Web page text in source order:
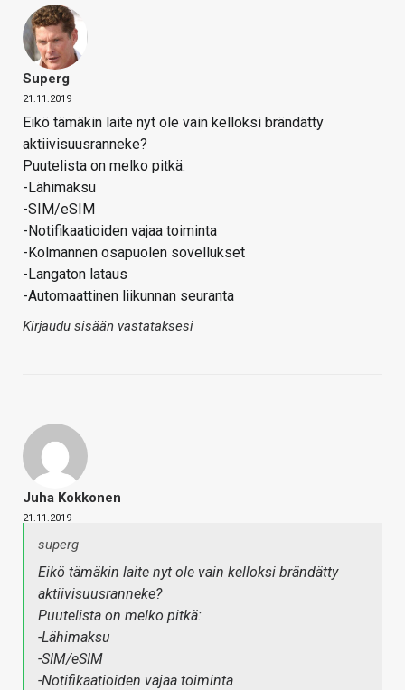
Superg
21.11.2019
Eikö tämäkin laite nyt ole vain kelloksi brändätty
aktiivisuusranneke?
Puutelista on melko pitkä:
-Lähimaksu
-SIM/eSIM
-Notifikaatioiden vajaa toiminta
-Kolmannen osapuolen sovellukset
-Langaton lataus
-Automaattinen liikunnan seuranta
Kirjaudu sisään vastataksesi
Juha Kokkonen
21.11.2019
superg
Eikö tämäkin laite nyt ole vain kelloksi brändätty
aktiivisuusranneke?
Puutelista on melko pitkä:
-Lähimaksu
-SIM/eSIM
-Notifikaatioiden vajaa toiminta